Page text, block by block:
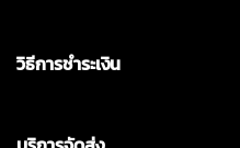
วิธีการชำระเงิน